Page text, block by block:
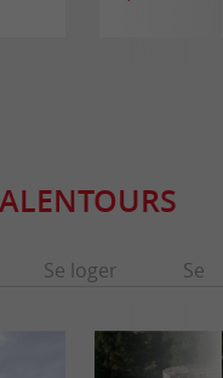
Se loger Se